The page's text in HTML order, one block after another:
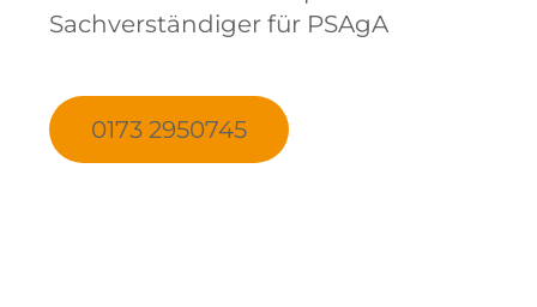
Sachverständiger für PSAgA
0173 2950745